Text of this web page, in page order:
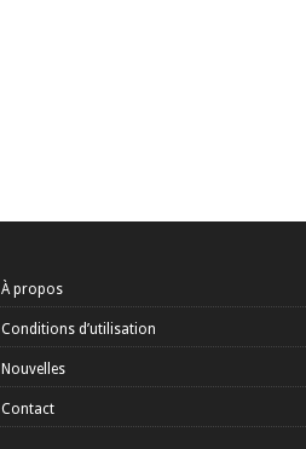
À propos
Conditions d’utilisation
Nouvelles
Contact